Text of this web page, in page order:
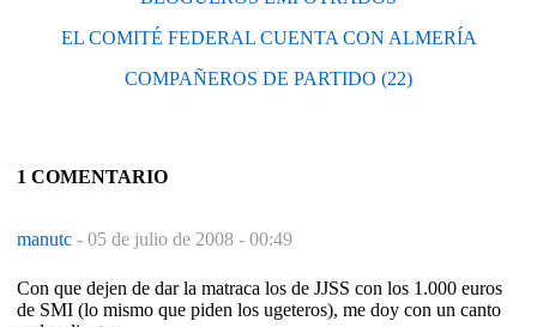
EL COMITÉ FEDERAL CUENTA CON ALMERÍA
COMPAÑEROS DE PARTIDO (22)
1 COMENTARIO
manutc - 05 de julio de 2008 - 00:49
Con que dejen de dar la matraca los de JJSS con los 1.000 euros
de SMI (lo mismo que piden los ugeteros), me doy con un canto